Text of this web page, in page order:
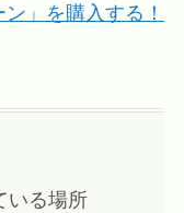
」を購入する！
いる場所